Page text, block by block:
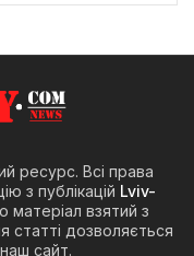
ресурс. Всі права
з публікацій Lviv-
матеріал взятий з
статті дозволяється
сайт.